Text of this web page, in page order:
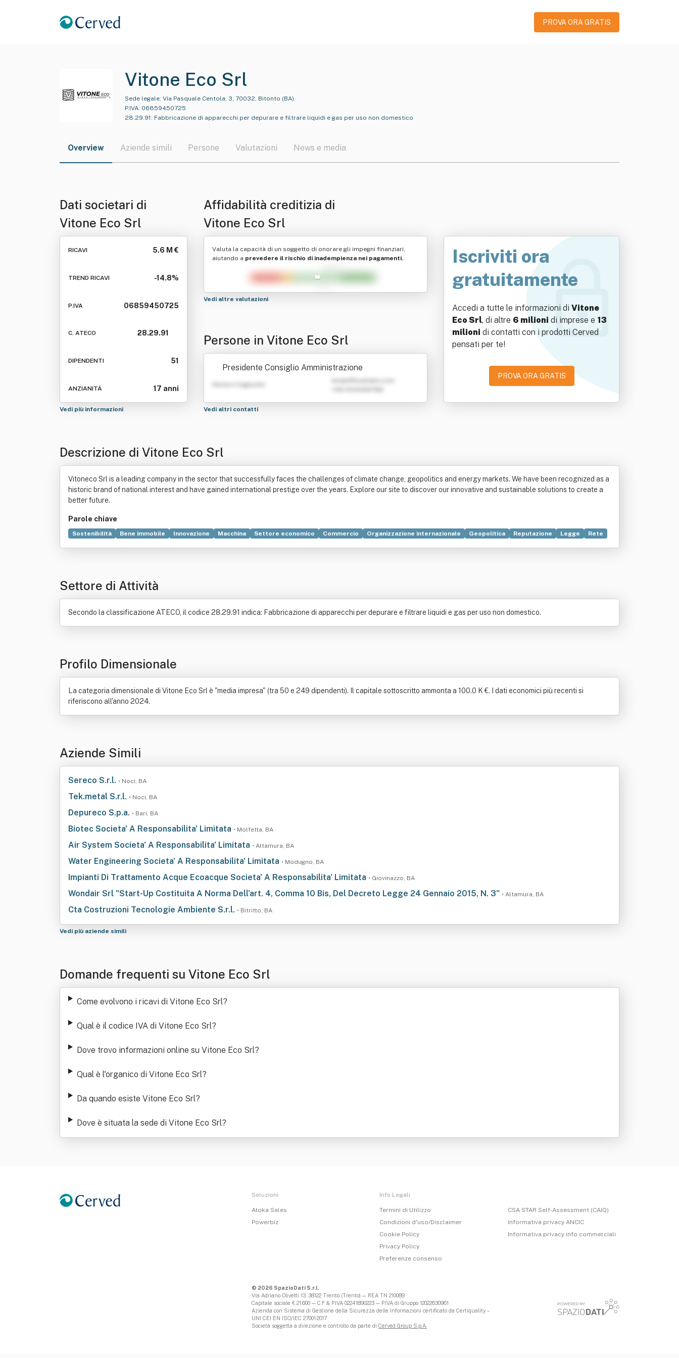
PROVA ORA GRATIS
Vitone Eco Srl
Sede legale: Via Pasquale Centola, 3, 70032, Bitonto (BA)
P.IVA: 06859450725
28.29.91 : Fabbricazione di apparecchi per depurare e filtrare liquidi e gas per uso non domestico
Overview Aziende simili Persone Valutazioni News e media
Dati societari di
Vitone Eco Srl
RICAVI 5.6 M €
TREND RICAVI -14.8%
P.IVA 06859450725
C. ATECO 28.29.91
DIPENDENTI 51
ANZIANITÁ 17 anni
Vedi più informazioni
Affidabilità creditizia di
Vitone Eco Srl
Valuta la capacità di un soggetto di onorare gli impegni finanziari,
aiutando a prevedere il rischio di inadempienza nei pagamenti.
Vedi altre valutazioni
Persone in Vitone Eco Srl
Presidente Consiglio Amministrazione
Nome e Cognome
Vedi altri contatti
Iscriviti ora
gratuitamente
Accedi a tutte le informazioni di Vitone
Eco Srl, di altre 6 milioni di imprese e 13
milioni di contatti con i prodotti Cerved
pensati per te!
PROVA ORA GRATIS
Descrizione di Vitone Eco Srl
Vitoneco Srl is a leading company in the sector that successfully faces the challenges of climate change, geopolitics and energy markets. We have been recognized as a
historic brand of national interest and have gained international prestige over the years. Explore our site to discover our innovative and sustainable solutions to create a
better future.
Parole chiave
Sostenibilità Bene immobile Innovazione Macchina Settore economico Commercio Organizzazione internazionale Geopolitica Reputazione Legge
Rete
Settore di Attività
Secondo la classificazione ATECO, il codice 28.29.91 indica: Fabbricazione di apparecchi per depurare e filtrare liquidi e gas per uso non domestico.
Profilo Dimensionale
La categoria dimensionale di Vitone Eco Srl è "media impresa" (tra 50 e 249 dipendenti). Il capitale sottoscritto ammonta a 100.0 K €. I dati economici più recenti si
riferiscono all'anno 2024.
Aziende Simili
Sereco S.r.l. • Noci, BA
Tek.metal S.r.l. • Noci, BA
Depureco S.p.a. • Bari, BA
Biotec Societa' A Responsabilita' Limitata • Molfetta, BA
Air System Societa' A Responsabilita' Limitata • Altamura, BA
Water Engineering Societa' A Responsabilita' Limitata • Modugno, BA
Impianti Di Trattamento Acque Ecoacque Societa' A Responsabilita' Limitata • Giovinazzo, BA
Wondair Srl "Start-Up Costituita A Norma Dell'art. 4, Comma 10 Bis, Del Decreto Legge 24 Gennaio 2015, N. 3" • Altamura, BA
Cta Costruzioni Tecnologie Ambiente S.r.l. • Bitritto, BA
Vedi più aziende simili
Domande frequenti su Vitone Eco Srl
Come evolvono i ricavi di Vitone Eco Srl?
Qual è il codice IVA di Vitone Eco Srl?
Dove trovo informazioni online su Vitone Eco Srl?
Qual è l'organico di Vitone Eco Srl?
Da quando esiste Vitone Eco Srl?
Dove è situata la sede di Vitone Eco Srl?
Soluzioni
Atoka Sales
Powerbiz
Info Legali
Termini di Utilizzo
Condizioni d'uso/Disclaimer
Cookie Policy
Privacy Policy
Preferenze consenso
CSA STAR Self-Assessment (CAIQ)
Informativa privacy ANCIC
Informativa privacy info commerciali
© 2026 SpazioDati S.r.l.
Via Adriano Olivetti 13, 38122 Trento (Trento) — REA TN 210089
Capitale sociale € 21.600 — C.F & P.IVA 02241890223 — P.IVA di Gruppo 12022630961
Azienda con Sistema di Gestione della Sicurezza delle Informazioni certificato da Certiquality –
UNI CEI EN ISO/IEC 27001:2017
Società soggetta a direzione e controllo da parte di Cerved Group S.p.A.